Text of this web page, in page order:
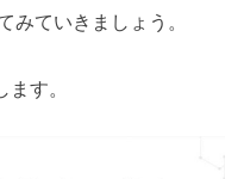
みていきましょう。
す。